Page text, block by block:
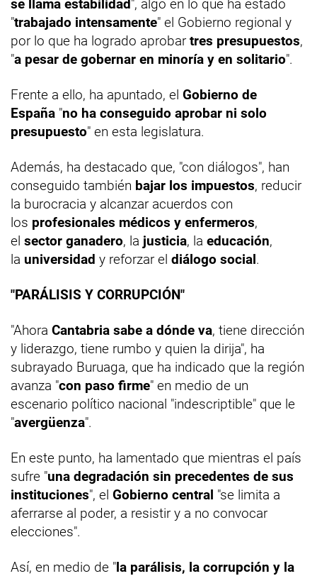
se llama estabilidad", algo en lo que ha estado
"trabajado intensamente" el Gobierno regional y
por lo que ha logrado aprobar tres presupuestos,
"a pesar de gobernar en minoría y en solitario".
Frente a ello, ha apuntado, el Gobierno de
España "no ha conseguido aprobar ni solo
presupuesto" en esta legislatura.
Además, ha destacado que, "con diálogos", han
conseguido también bajar los impuestos, reducir
la burocracia y alcanzar acuerdos con
los profesionales médicos y enfermeros,
el sector ganadero, la justicia, la educación,
la universidad y reforzar el diálogo social.
"PARÁLISIS Y CORRUPCIÓN"
"Ahora Cantabria sabe a dónde va, tiene dirección
y liderazgo, tiene rumbo y quien la dirija", ha
subrayado Buruaga, que ha indicado que la región
avanza "con paso firme" en medio de un
escenario político nacional "indescriptible" que le
"avergüenza".
En este punto, ha lamentado que mientras el país
sufre "una degradación sin precedentes de sus
instituciones", el Gobierno central "se limita a
aferrarse al poder, a resistir y a no convocar
elecciones".
Así, en medio de "la parálisis, la corrupción y la